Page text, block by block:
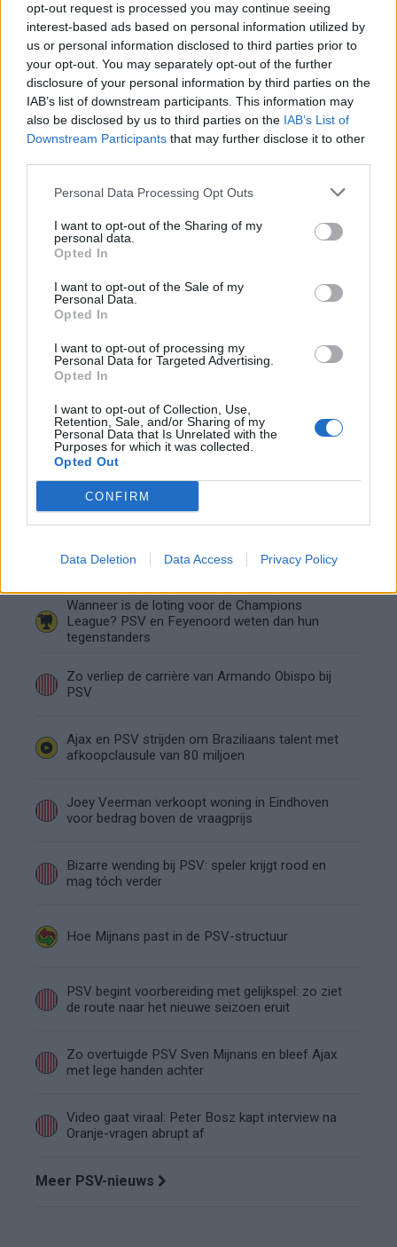
opt-out request is processed you may continue seeing
interest-based ads based on personal information utilized by
us or personal information disclosed to third parties prior to
your opt-out. You may separately opt-out of the further
disclosure of your personal information by third parties on the
IAB’s list of downstream participants. This information may
also be disclosed by us to third parties on the IAB’s List of
Downstream Participants that may further disclose it to other
Personal Data Processing Opt Outs
I want to opt-out of the Sharing of my
personal data.
Opted In
I want to opt-out of the Sale of my
Personal Data.
Opted In
I want to opt-out of processing my
Personal Data for Targeted Advertising.
Opted In
I want to opt-out of Collection, Use,
Retention, Sale, and/or Sharing of my
Personal Data that Is Unrelated with the
Purposes for which it was collected.
Opted Out
CONFIRM
Data Deletion Data Access Privacy Policy
PSV-shirts zorgen voor hilariteit tijdens
Rotterdams Zomercarnaval: 'Dat kan hier niet'
Zorgen nemen toe bij PSV: Bosz snoeihard, fans
eisen defensieve versterkingen
uitgang: het verhaal van Babadi
Van Bommel begint bij België met achterstand:
niet tactisch, maar taalkundig
Transferclausule Joey Veerman uitgelegd: voor
dit bedrag kan PSV'er vertrekken
Dit ziet de Belgische voetbalbond in Mark van
Bommel als nieuwe bondscoach
Nieuw spoor voor PSV: Kostic duikt op als
serieuze optie
Italiaanse media: Perisic wacht op telefoontje
van Internazionale
Bosz wil niets weten van Oranje: PSV-trainer
kapt interview abrupt af
Wanneer is de loting voor de Champions
League? PSV en Feyenoord weten dan hun
tegenstanders
Zo verliep de carrière van Armando Obispo bij
PSV
Ajax en PSV strijden om Braziliaans talent met
afkoopclausule van 80 miljoen
Joey Veerman verkoopt woning in Eindhoven
voor bedrag boven de vraagprijs
Bizarre wending bij PSV: speler krijgt rood en
mag tóch verder
Hoe Mijnans past in de PSV-structuur
PSV begint voorbereiding met gelijkspel: zo ziet
de route naar het nieuwe seizoen eruit
Zo overtuigde PSV Sven Mijnans en bleef Ajax
met lege handen achter
Video gaat viraal: Peter Bosz kapt interview na
Oranje-vragen abrupt af
Meer PSV-nieuws